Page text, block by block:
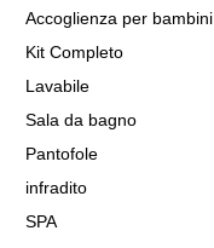
Accoglienza per bambini
Kit Completo
Lavabile
Sala da bagno
Pantofole
infradito
SPA